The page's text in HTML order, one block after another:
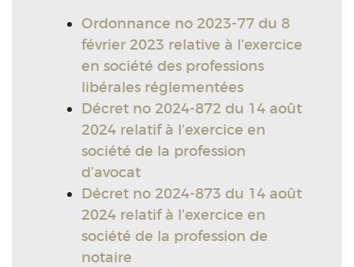
Ordonnance no 2023-77 du 8
février 2023 relative à l’exercice
en société des professions
libérales réglementées
Décret no 2024-872 du 14 août
2024 relatif à l’exercice en
société de la profession
d’avocat
Décret no 2024-873 du 14 août
2024 relatif à l’exercice en
société de la profession de
notaire